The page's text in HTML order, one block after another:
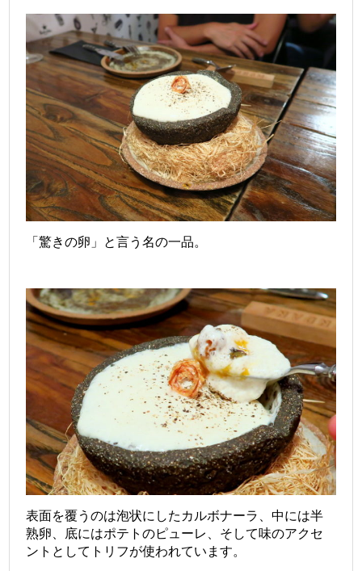
「驚きの卵」と言う名の一品。
表面を覆うのは泡状にしたカルボナーラ、中には半
熟卵、底にはポテトのピューレ、そして味のアクセ
ントとしてトリフが使われています。